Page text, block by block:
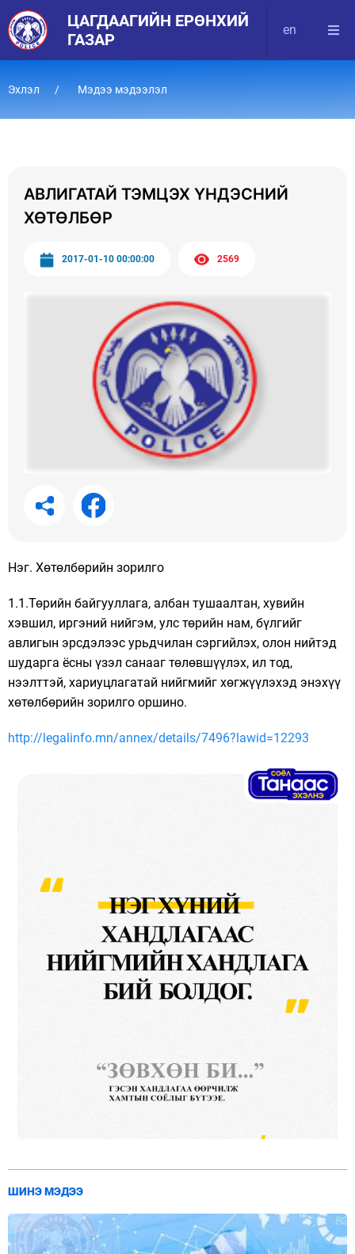
ЦАГДААГИЙН ЕРӨНХИЙ
ГАЗАР
en
Эхлэл Мэдээ мэдээлэл
АВЛИГАТАЙ ТЭМЦЭХ ҮНДЭСНИЙ
ХӨТӨЛБӨР
2017-01-10 00:00:00 2569
Нэг. Хөтөлбөрийн зорилго
1.1.Төрийн байгууллага, албан тушаалтан, хувийн
хэвшил, иргэний нийгэм, улс төрийн нам, бүлгийг
авлигын эрсдэлээс урьдчилан сэргийлэх, олон нийтэд
шударга ёсны үзэл санааг төлөвшүүлэх, ил тод,
нээлттэй, хариуцлагатай нийгмийг хөгжүүлэхэд энэхүү
хөтөлбөрийн зорилго оршино.
http://legalinfo.mn/annex/details/7496?lawid=12293
ШИНЭ МЭДЭЭ